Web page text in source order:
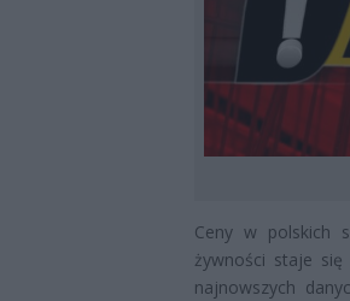
Ceny w polskich
żywności staje się
najnowszych